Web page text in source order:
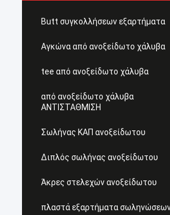
Butt συγκολλήσεων εξαρτήματα
Αγκώνα από ανοξείδωτο χάλυβα
tee από ανοξείδωτο χάλυβα
από ανοξείδωτο χάλυβα
ΑΝΤΙΣΤΑΘΜΙΣΗ
Σωλήνας ΚΑΠ ανοξείδωτου
Διπλός σωλήνας ανοξείδωτου
Άκρες στελεχών ανοξείδωτου
πλαστά εξαρτήματα